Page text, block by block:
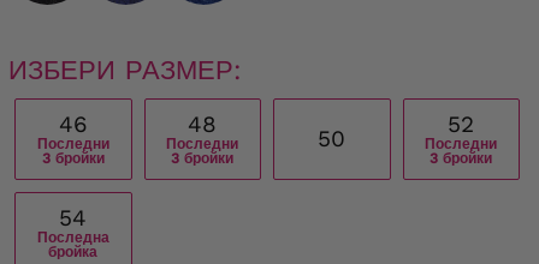
ИЗБЕРИ РАЗМЕР:
46
Последни
3 бройки
48
Последни
3 бройки
50
52
Последни
3 бройки
54
Последна
бройка